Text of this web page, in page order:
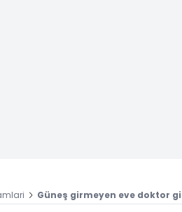
Güneş girmeyen eve doktor